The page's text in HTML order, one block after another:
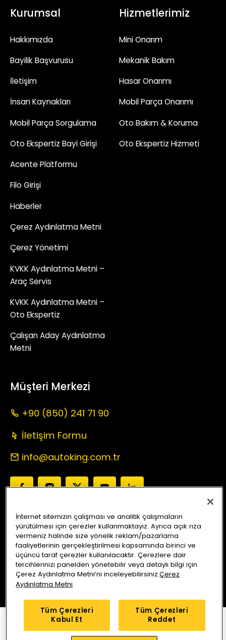
Kurumsal
Hakkımızda
Bayilik Başvurusu
İletişim
İnsan Kaynakları
Mobil Parça Sorgulama
Oto Ekspertiz Bayi Girişi
Acente Platformu
Filo Girişi
Haberler
Çerez Aydınlatma Metni
Çerez Yönetimi
KVKK Aydınlatma Metni –
Araç Servis
KVKK Aydınlatma Metni –
Oto Ekspertiz
Çalışan Aday Aydınlatma
Metni
Hizmetlerimiz
Mini Onarım
Mekanik Bakım
Hasar Onarımı
Mobil Parça Onarımı
Oto Bakım & Koruma
Oto Ekspertiz Hizmeti
Müşteri Merkezi
+90 (850) 241 71 90
İletişim Formu
info@autoking.com.tr
Auto King EkspertizAnlaşmalı Sigorta Şirketleri
Araç SorguServis MerkezleriKampanyalarBlog
Bizi Arayın Yol Tarifi Alın
İnternet sitemizin çalışması ve analitik çalışmaların
yürütülmesi için çerezler kullanmaktayız. Ayrıca açık rıza
vermeniz halinde size yönelik reklam/pazarlama
faaliyetlerinin gerçekleştirilmesi kapsamında birinci ve
üçüncü taraf çerezler kullanılacaktır. Çerezlere dair
tercihlerinizi panelden yönetebilir veya detaylı bilgi için
Çerez Aydınlatma Metni’ni inceleyebilirsiniz.Çerez
Aydınlatma Metni
Tüm Çerezleri
Kabul Et
Tüm Çerezleri
Reddet